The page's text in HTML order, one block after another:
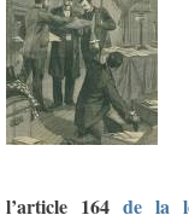
l’article 164 de la